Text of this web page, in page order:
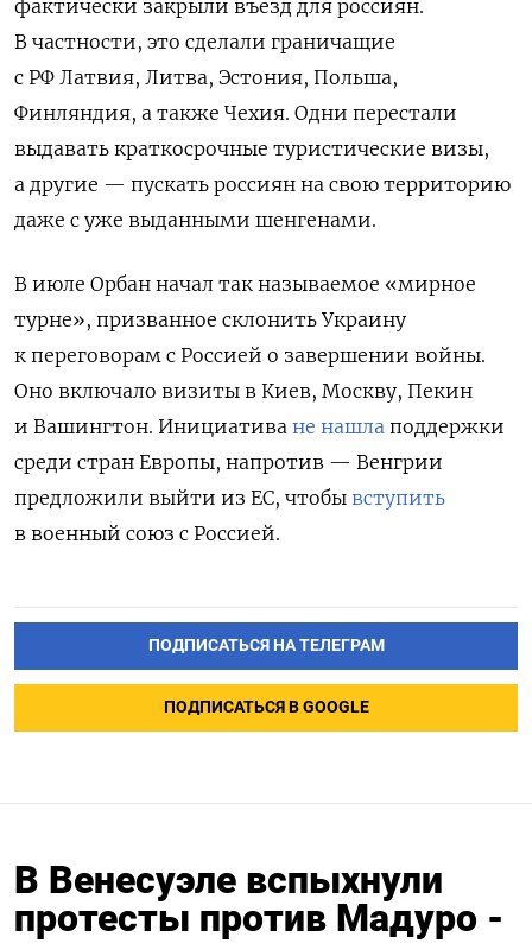
фактически закрыли въезд для россиян.
В частности, это сделали граничащие
с РФ Латвия, Литва, Эстония, Польша,
Финляндия, а также Чехия. Одни перестали
выдавать краткосрочные туристические визы,
а другие — пускать россиян на свою территорию
даже с уже выданными шенгенами.
В июле Орбан начал так называемое «мирное
турне», призванное склонить Украину
к переговорам с Россией о завершении войны.
Оно включало визиты в Киев, Москву, Пекин
и Вашингтон. Инициатива не нашла поддержки
среди стран Европы, напротив — Венгрии
предложили выйти из ЕС, чтобы вступить
в военный союз с Россией.
ПОДПИСАТЬСЯ НА ТЕЛЕГРАМ
ПОДПИСАТЬСЯ В GOOGLE
В Венесуэле вспыхнули
протесты против Мадуро -